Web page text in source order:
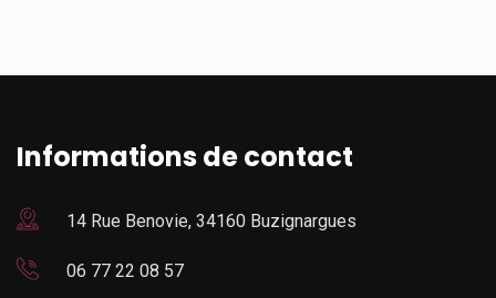
Informations de contact
14 Rue Benovie, 34160 Buzignargues
06 77 22 08 57